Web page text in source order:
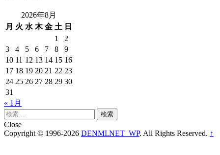
2026年8月
月 火 水 木 金 土 日
1
2
3
4 5 6 7 8
9
10 11 12 13 14 15 16
17 18 19 20 21 22 23
24 25 26 27 28 29 30
31
« 1月
検
索:
Close
Copyright © 1996-2026 DENMI.NET_WP. All Rights Reserved. ↑